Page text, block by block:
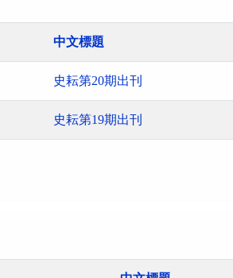
中文標題
史耘第20期出刊
史耘第19期出刊